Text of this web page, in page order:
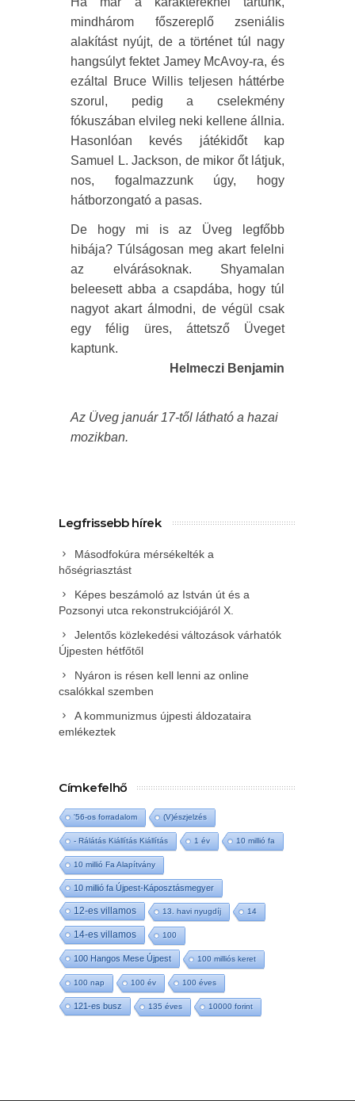
mindhárom főszereplő zseniális
alakítást nyújt, de a történet túl nagy
hangsúlyt fektet Jamey McAvoy-ra, és
ezáltal Bruce Willis teljesen háttérbe
szorul, pedig a cselekmény
fókuszában elvileg neki kellene állnia.
Hasonlóan kevés játékidőt kap
Samuel L. Jackson, de mikor őt látjuk,
nos, fogalmazzunk úgy, hogy
hátborzongató a pasas.
De hogy mi is az Üveg legfőbb
hibája? Túlságosan meg akart felelni
az elvárásoknak. Shyamalan
beleesett abba a csapdába, hogy túl
nagyot akart álmodni, de végül csak
egy félig üres, áttetsző Üveget
kaptunk.
Helmeczi Benjamin
Az Üveg január 17-től látható a hazai
mozikban.
Legfrissebb hírek
Másodfokúra mérsékelték a
hőségriasztást
Képes beszámoló az István út és a
Pozsonyi utca rekonstrukciójáról X.
Jelentős közlekedési változások várhatók
Újpesten hétfőtől
Nyáron is résen kell lenni az online
csalókkal szemben
A kommunizmus újpesti áldozataira
emlékeztek
Címkefelhő
'56-os forradalom (V)észjelzés
- Rálátás Kiállítás Kiállítás 1 év 10 millió fa
10 millió Fa Alapítvány
10 millió fa Újpest-Káposztásmegyer
12-es villamos 13. havi nyugdíj 14
14-es villamos 100
100 Hangos Mese Újpest 100 milliós keret
100 nap 100 év 100 éves
121-es busz 135 éves 10000 forint